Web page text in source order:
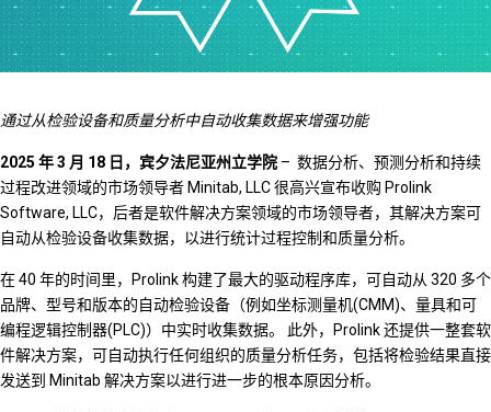
通过从检验设备和质量分析中自动收集数据来增强功能
2025 年 3 月 18 日，宾夕法尼亚州立学院 – 数据分析、预测分析和持续
过程改进领域的市场领导者 Minitab, LLC 很高兴宣布收购 Prolink
Software, LLC，后者是软件解决方案领域的市场领导者，其解决方案可
自动从检验设备收集数据，以进行统计过程控制和质量分析。
在 40 年的时间里，Prolink 构建了最大的驱动程序库，可自动从 320 多个
品牌、型号和版本的自动检验设备（例如坐标测量机(CMM)、量具和可
编程逻辑控制器(PLC)）中实时收集数据。 此外，Prolink 还提供一整套软
件解决方案，可自动执行任何组织的质量分析任务，包括将检验结果直接
发送到 Minitab 解决方案以进行进一步的根本原因分析。